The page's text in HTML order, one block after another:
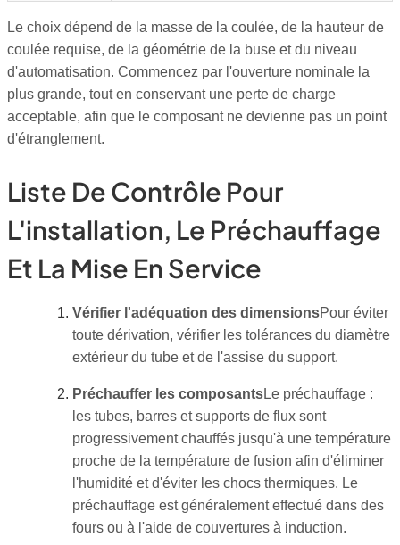
Le choix dépend de la masse de la coulée, de la hauteur de
coulée requise, de la géométrie de la buse et du niveau
d'automatisation. Commencez par l'ouverture nominale la
plus grande, tout en conservant une perte de charge
acceptable, afin que le composant ne devienne pas un point
d'étranglement.
Liste De Contrôle Pour
L'installation, Le Préchauffage
Et La Mise En Service
Vérifier l'adéquation des dimensionsPour éviter
toute dérivation, vérifier les tolérances du diamètre
extérieur du tube et de l'assise du support.
Préchauffer les composantsLe préchauffage :
les tubes, barres et supports de flux sont
progressivement chauffés jusqu'à une température
proche de la température de fusion afin d'éliminer
l'humidité et d'éviter les chocs thermiques. Le
préchauffage est généralement effectué dans des
fours ou à l'aide de couvertures à induction.